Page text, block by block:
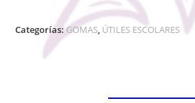
Categorías:GOMAS, ÚTILES ESCOLARES